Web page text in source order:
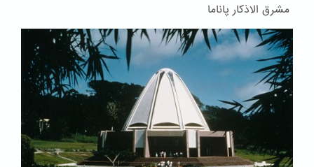
مشرق الاذکار پاناما